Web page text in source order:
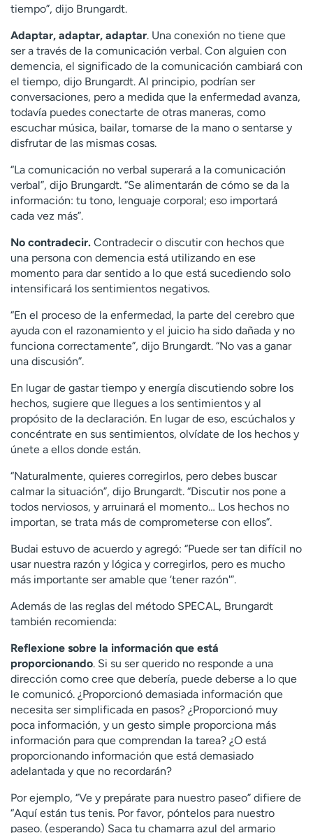
tiempo”, dijo Brungardt.
Adaptar, adaptar, adaptar. Una conexión no tiene que
ser a través de la comunicación verbal. Con alguien con
demencia, el significado de la comunicación cambiará con
el tiempo, dijo Brungardt. Al principio, podrían ser
conversaciones, pero a medida que la enfermedad avanza,
todavía puedes conectarte de otras maneras, como
escuchar música, bailar, tomarse de la mano o sentarse y
disfrutar de las mismas cosas.
“La comunicación no verbal superará a la comunicación
verbal”, dijo Brungardt. “Se alimentarán de cómo se da la
información: tu tono, lenguaje corporal; eso importará
cada vez más”.
No contradecir. Contradecir o discutir con hechos que
una persona con demencia está utilizando en ese
momento para dar sentido a lo que está sucediendo solo
intensificará los sentimientos negativos.
“En el proceso de la enfermedad, la parte del cerebro que
ayuda con el razonamiento y el juicio ha sido dañada y no
funciona correctamente”, dijo Brungardt. “No vas a ganar
una discusión”.
En lugar de gastar tiempo y energía discutiendo sobre los
hechos, sugiere que llegues a los sentimientos y al
propósito de la declaración. En lugar de eso, escúchalos y
concéntrate en sus sentimientos, olvídate de los hechos y
únete a ellos donde están.
“Naturalmente, quieres corregirlos, pero debes buscar
calmar la situación”, dijo Brungardt. “Discutir nos pone a
todos nerviosos, y arruinará el momento… Los hechos no
importan, se trata más de comprometerse con ellos”.
Budai estuvo de acuerdo y agregó: “Puede ser tan difícil no
usar nuestra razón y lógica y corregirlos, pero es mucho
más importante ser amable que ‘tener razón'”.
Además de las reglas del método SPECAL, Brungardt
también recomienda:
Reflexione sobre la información que está
proporcionando. Si su ser querido no responde a una
dirección como cree que debería, puede deberse a lo que
le comunicó. ¿Proporcionó demasiada información que
necesita ser simplificada en pasos? ¿Proporcionó muy
poca información, y un gesto simple proporciona más
información para que comprendan la tarea? ¿O está
proporcionando información que está demasiado
adelantada y que no recordarán?
Por ejemplo, “Ve y prepárate para nuestro paseo” difiere de
“Aquí están tus tenis. Por favor, póntelos para nuestro
paseo. (esperando) Saca tu chamarra azul del armario